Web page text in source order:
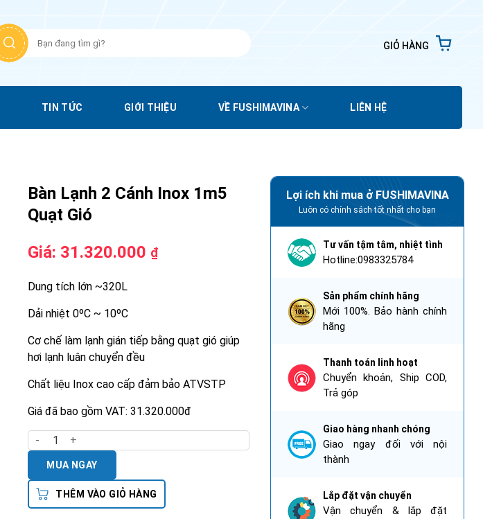
Tìm
kiếm:
GIỎ HÀNG
TIN TỨC GIỚI THIỆU VỀ FUSHIMAVINA LIÊN HỆ
Bàn Lạnh 2 Cánh Inox 1m5
Quạt Gió
Giá: 31.320.000 ₫
Dung tích lớn ~320L
Dải nhiệt 0ºC ~ 10ºC
Cơ chế làm lạnh gián tiếp bằng quạt gió giúp
hơi lạnh luân chuyển đều
Chất liệu Inox cao cấp đảm bảo ATVSTP
Giá đã bao gồm VAT: 31.320.000đ
Bàn Lạnh 2 Cánh Inox 1m5 Quạt Gió số lượng
THÊM VÀO GIỎ HÀNG
MUA NGAY
Lợi ích khi mua ở FUSHIMAVINA
Luôn có chính sách tốt nhất cho bạn
Tư vấn tậm tâm, nhiệt tình
Hotline:0983325784
Sản phẩm chính hãng
Mới 100%. Bảo hành chính
hãng
Thanh toán linh hoạt
Chuyển khoản, Ship COD,
Trả góp
Giao hàng nhanh chóng
Giao ngay đối với nội
thành
Lắp đặt vận chuyển
Vận chuyển & lắp đặt